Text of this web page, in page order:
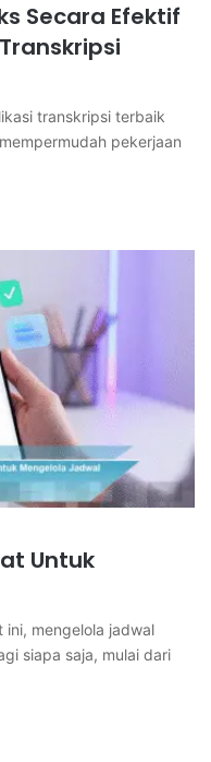
Secara Efektif
transkripsi terbaik
pekerjaan
Untuk
mengelola jadwal
siapa saja, mulai dari